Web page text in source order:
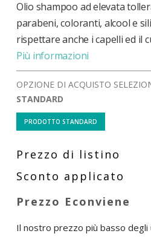
immagini
Olio shampoo ad elevata
parabeni, coloranti, alcool e
rispettare anche i capelli ed il
Più informazioni
OPZIONE DI ACQUISTO
STANDARD
PRODOTTO STANDARD
Il nostro prezzo più basso degli